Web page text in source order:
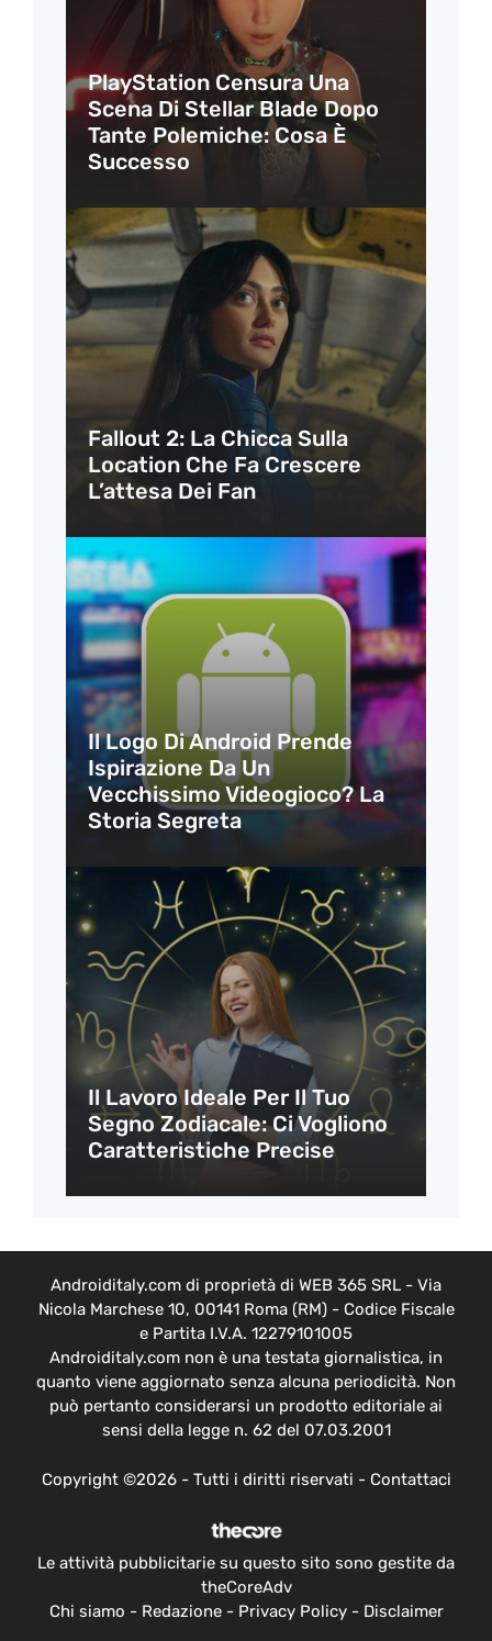
PlayStation Censura Una
Scena Di Stellar Blade Dopo
Tante Polemiche: Cosa È
Successo
Fallout 2: La Chicca Sulla
Location Che Fa Crescere
L’attesa Dei Fan
Il Logo Di Android Prende
Ispirazione Da Un
Vecchissimo Videogioco? La
Storia Segreta
Il Lavoro Ideale Per Il Tuo
Segno Zodiacale: Ci Vogliono
Caratteristiche Precise
Androiditaly.com di proprietà di WEB 365 SRL - Via
Nicola Marchese 10, 00141 Roma (RM) - Codice Fiscale
e Partita I.V.A. 12279101005
Androiditaly.com non è una testata giornalistica, in
quanto viene aggiornato senza alcuna periodicità. Non
può pertanto considerarsi un prodotto editoriale ai
sensi della legge n. 62 del 07.03.2001
Copyright ©2026 - Tutti i diritti riservati - Contattaci
Le attività pubblicitarie su questo sito sono gestite da
theCoreAdv
Chi siamo - Redazione- Privacy Policy- Disclaimer